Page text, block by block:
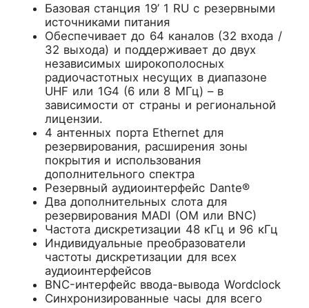
Базовая станция 19’ 1 RU с резервными
источниками питания
Обеспечивает до 64 каналов (32 входа /
32 выхода) и поддерживает до двух
независимых широкополосных
радиочастотных несущих в диапазоне
UHF или 1G4 (6 или 8 МГц) – в
зависимости от страны и региональной
лицензии.
4 антенных порта Ethernet для
резервирования, расширения зоны
покрытия и использования
дополнительного спектра
Резервный аудиоинтерфейс Dante®
Два дополнительных слота для
резервирования MADI (OM или BNC)
Частота дискретизации 48 кГц и 96 кГц
Индивидуальные преобразователи
частоты дискретизации для всех
аудиоинтерфейсов
BNC-интерфейс ввода-вывода Wordclock
Синхронизированные часы для всего